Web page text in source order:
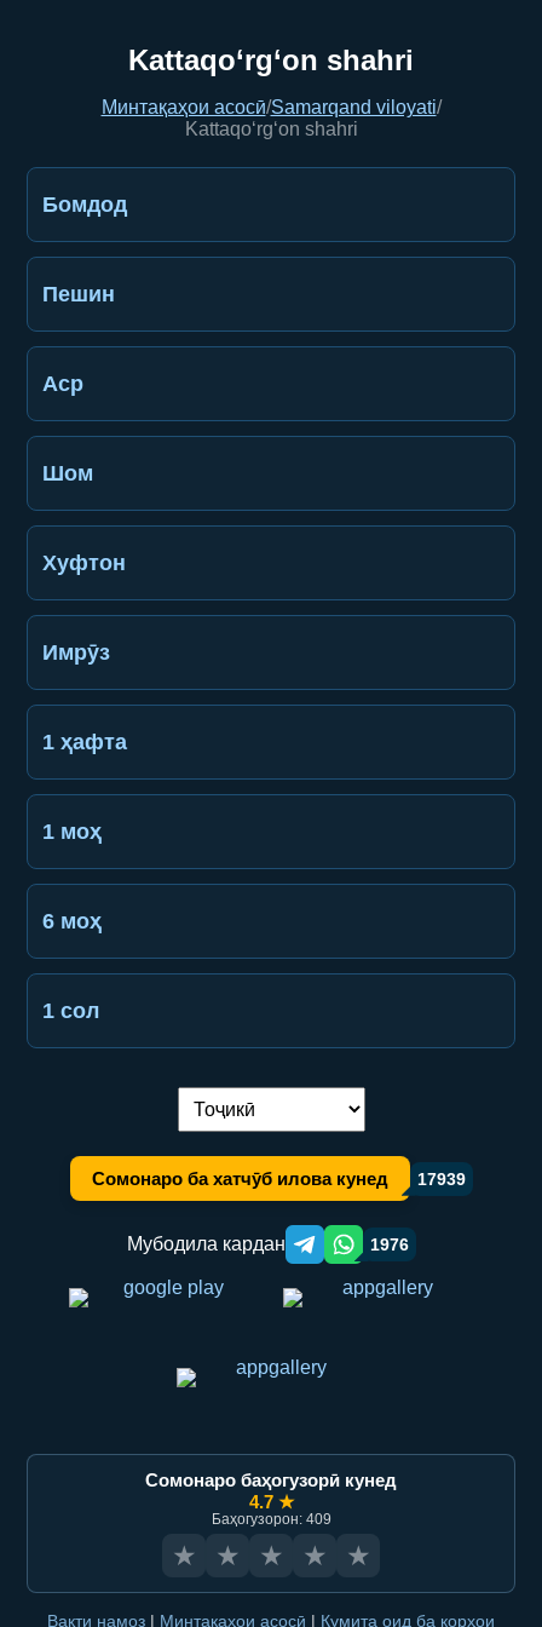
Kattaqo‘rg‘on shahri
Минтақаҳои асосӣ/Samarqand viloyati/
Kattaqo‘rg‘on shahri
Бомдод
Пешин
Аср
Шом
Хуфтон
Имрӯз
1 ҳафта
1 моҳ
6 моҳ
1 сол
Иваз кардани забон:
Сомонаро ба хатчӯб илова кунед 17939
Мубодила кардан Telegram orqali ulashish
WhatsApp orqali ulashish
1976
Сомонаро баҳогузорӣ кунед
4.7 ★
Баҳогузорон: 409
★ ★ ★ ★ ★
Вақти намоз | Минтақаҳои асосӣ | Кумита оид ба корҳои